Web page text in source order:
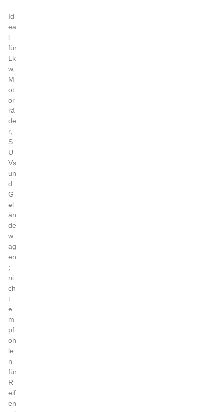
Id
ea
l
für
Lk
w,
M
ot
or
rä
de
r,
S
U
Vs
un
d
G
el
än
de
w
ag
en
;
ni
ch
t
e
m
pf
oh
le
n
für
R
eif
en